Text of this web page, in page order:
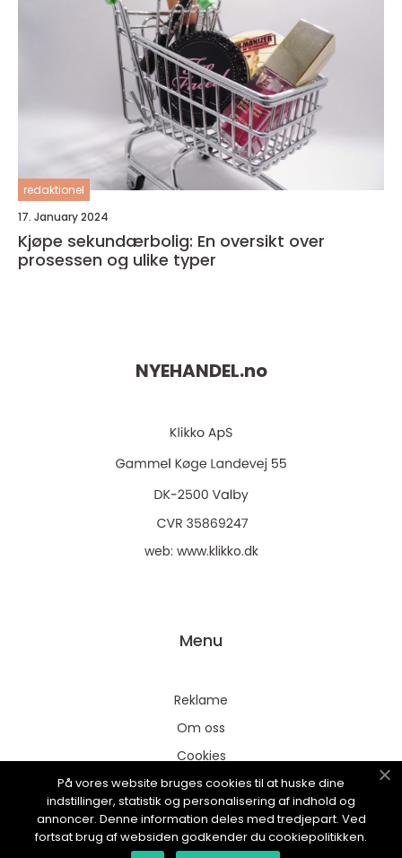
redaktionel
17. January 2024
Kjøpe sekundærbolig: En oversikt over
prosessen og ulike typer
NYEHANDEL.no
web: www.klikko.dk
Menu
Reklame
Om oss
Cookies
Kontakt Oss
Sitemap
På vores website bruges cookies til at huske dine
indstillinger, statistik og personalisering af indhold og
annoncer. Denne information deles med tredjepart. Ved
fortsat brug af websiden godkender du cookiepolitikken.